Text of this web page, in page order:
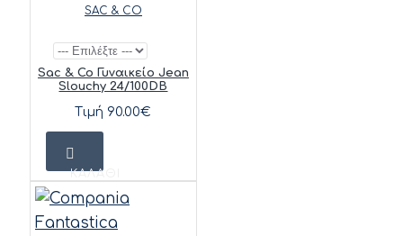
SAC & CO
Sac & Co Γυναικείο Jean
Slouchy 24/100DB
Τιμή 90.00€
ΚΑΛΆΘΙ